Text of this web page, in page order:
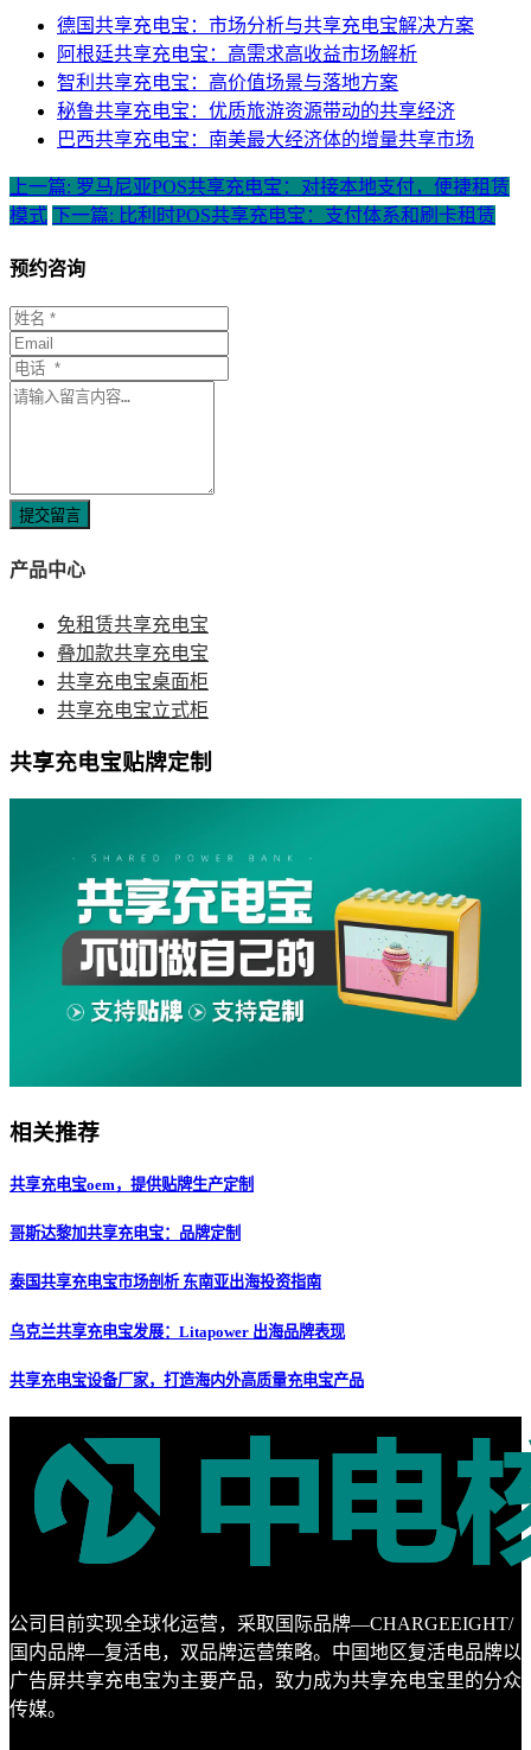
德国共享充电宝：市场分析与共享充电宝解决方案
阿根廷共享充电宝：高需求高收益市场解析
智利共享充电宝：高价值场景与落地方案
秘鲁共享充电宝：优质旅游资源带动的共享经济
巴西共享充电宝：南美最大经济体的增量共享市场
上一篇: 罗马尼亚POS共享充电宝：对接本地支付，便捷租赁
模式 下一篇: 比利时POS共享充电宝：支付体系和刷卡租赁
预约咨询
提交留言
产品中心
免租赁共享充电宝
叠加款共享充电宝
共享充电宝桌面柜
共享充电宝立式柜
共享充电宝贴牌定制
相关推荐
共享充电宝oem，提供贴牌生产定制
哥斯达黎加共享充电宝：品牌定制
泰国共享充电宝市场剖析 东南亚出海投资指南
乌克兰共享充电宝发展：Litapower 出海品牌表现
共享充电宝设备厂家，打造海内外高质量充电宝产品
公司目前实现全球化运营，采取国际品牌—CHARGEEIGHT/
国内品牌—复活电，双品牌运营策略。中国地区复活电品牌以
广告屏共享充电宝为主要产品，致力成为共享充电宝里的分众
传媒。